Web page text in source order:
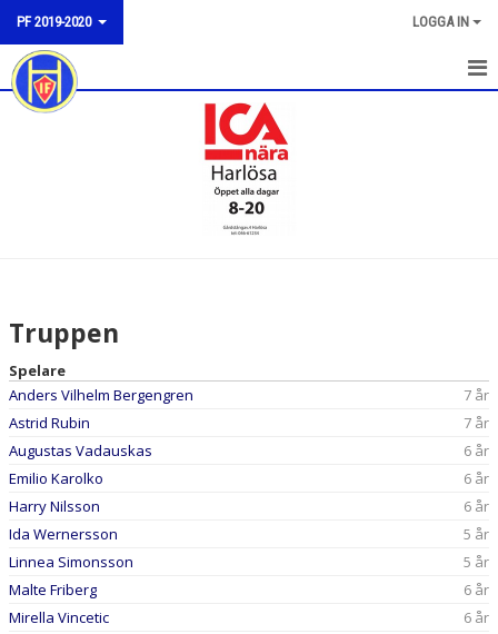
PF 2019-2020 LOGGA IN
HEM
BILDGALLERI
DOKUMENT
KONTAKT
Truppen
Spelare
Anders Vilhelm Bergengren
7 år
Astrid Rubin
7 år
Augustas Vadauskas
6 år
Emilio Karolko
6 år
Harry Nilsson
6 år
Ida Wernersson
5 år
Linnea Simonsson
5 år
Malte Friberg
6 år
Mirella Vincetic
6 år